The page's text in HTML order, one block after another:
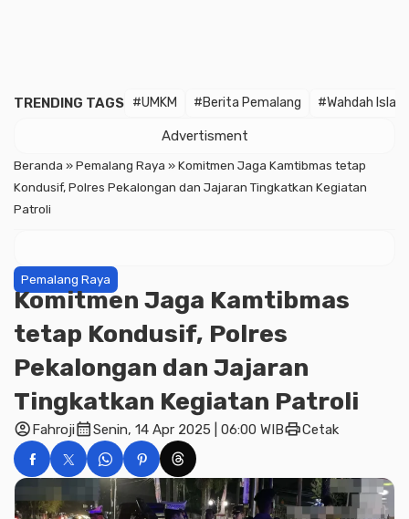
TRENDING TAGS #UMKM #Berita Pemalang #Wahdah
Advertisment
Beranda »Pemalang Raya »Komitmen Jaga Kamtibmas tetap
Kondusif, Polres Pekalongan dan Jajaran Tingkatkan Kegiatan
Patroli
Pemalang Raya
Komitmen Jaga Kamtibmas
tetap Kondusif, Polres
Pekalongan dan Jajaran
Tingkatkan Kegiatan Patroli
account_circleFahrojicalendar_monthSenin, 14 Apr 2025 | 06:00 WIBprintCetak